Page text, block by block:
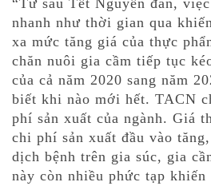
“Từ sau Tết Nguyến đán,
nhanh như thời gian qua
xa mức tăng giá của thực
chăn nuôi gia cầm tiếp tục
của cả năm 2020 sang năm
biết khi nào mới hết. TACN
phí sản xuất của ngành. Giá
chi phí sản xuất đầu vào
dịch bệnh trên gia súc, gia
này còn nhiều phức tạp